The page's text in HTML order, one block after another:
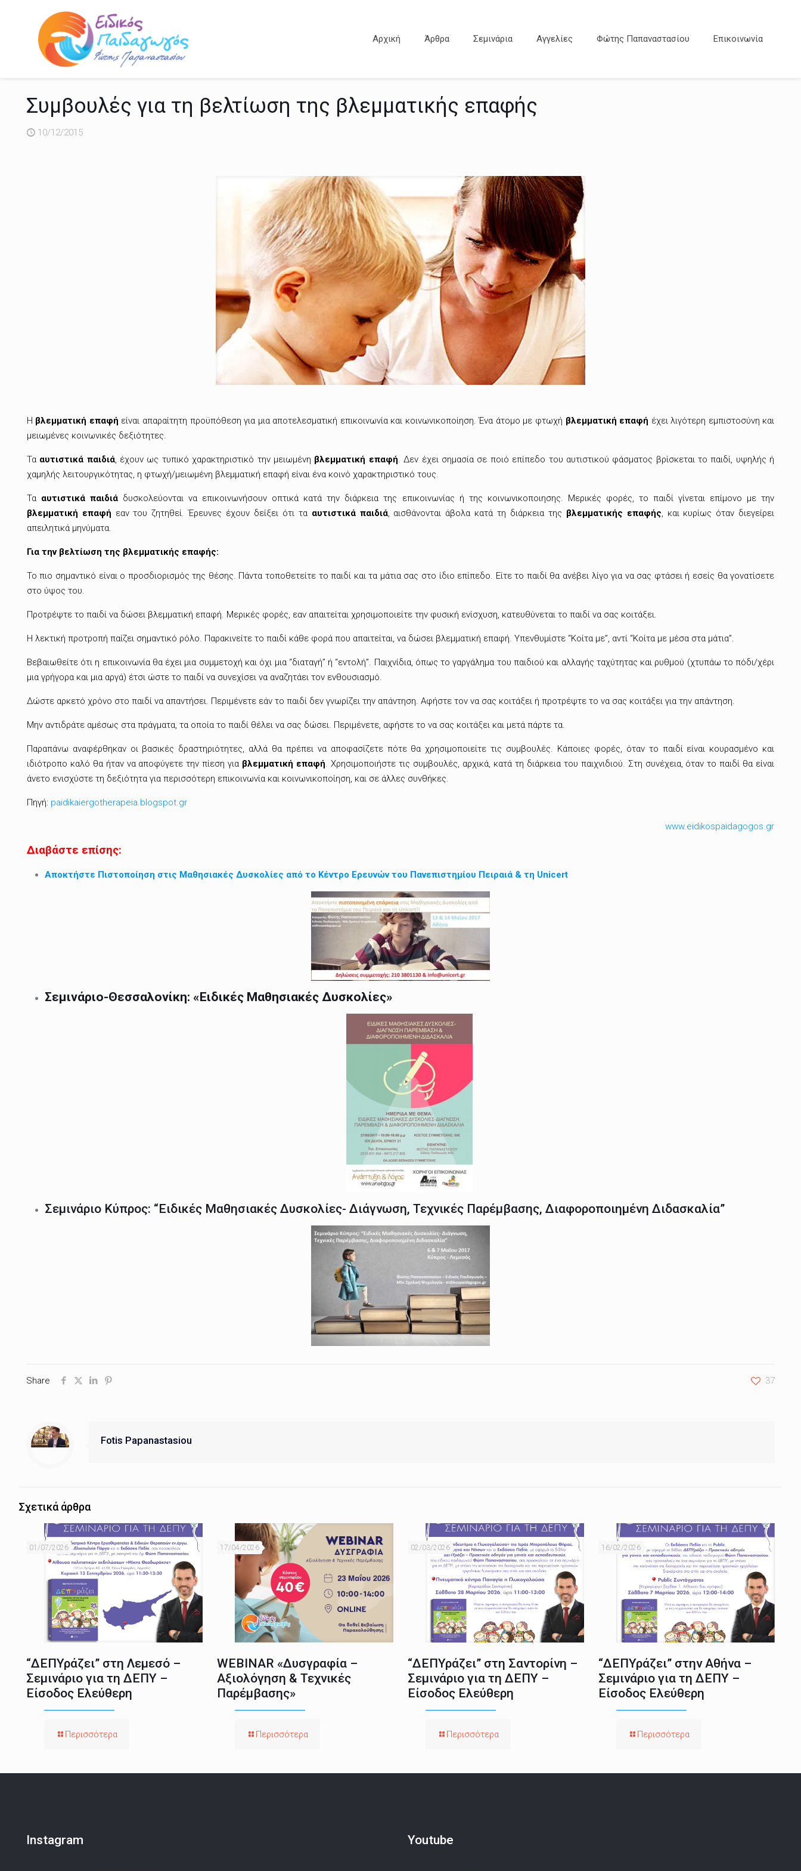
Αρχική Άρθρα Σεμινάρια Αγγελίες Φώτης Παπαναστασίου Επικοινωνία
Συμβουλές για τη βελτίωση της βλεμματικής επαφής
10/12/2015
Η βλεμματική επαφή είναι απαραίτητη προϋπόθεση για μια αποτελεσματική επικοινωνία και κοινωνικοποίηση. Ένα άτομο με φτωχή βλεμματική επαφή έχει λιγότερη εμπιστοσύνη και
μειωμένες κοινωνικές δεξιότητες.
Τα αυτιστικά παιδιά, έχουν ως τυπικό χαρακτηριστικό την μειωμένη βλεμματική επαφή. Δεν έχει σημασία σε ποιό επίπεδο του αυτιστικού φάσματος βρίσκεται το παιδί, υψηλής ή
χαμηλής λειτουργικότητας, η φτωχή/μειωμένη βλεμματική επαφή είναι ένα κοινό χαρακτηριστικό τους.
Τα αυτιστικά παιδιάδυσκολεύονται να επικοινωνήσουν οπτικά κατά την διάρκεια της επικοινωνίας ή της κοινωνικοποιησης. Μερικές φορές, το παιδί γίνεται επίμονο με την
βλεμματική επαφή εαν του ζητηθεί. Έρευνες έχουν δείξει ότι τα αυτιστικά παιδιά, αισθάνονται άβολα κατά τη διάρκεια της βλεμματικής επαφής, και κυρίως όταν διεγείρει
απειλητικά μηνύματα.
Για την βελτίωση της βλεμματικής επαφής:
Το πιο σημαντικό είναι ο προσδιορισμός της θέσης. Πάντα τοποθετείτε το παιδί και τα μάτια σας στο ίδιο επίπεδο. Είτε το παιδί θα ανέβει λίγο για να σας φτάσει ή εσείς θα γονατίσετε
στο ύψος του.
Προτρέψτε το παιδί να δώσει βλεμματική επαφή. Μερικές φορές, εαν απαιτείται χρησιμοποιείτε την φυσική ενίσχυση, κατευθύνεται το παιδί να σας κοιτάξει.
Η λεκτική προτροπή παίζει σημαντικό ρόλο. Παρακινείτε το παιδί κάθε φορά που απαιτείται, να δώσει βλεμματική επαφή. Υπενθυμίστε “Κοίτα με”, αντί “Κοίτα με μέσα στα μάτια”.
Βεβαιωθείτε ότι η επικοινωνία θα έχει μια συμμετοχή και όχι μια “διαταγή” ή “εντολή”. Παιχνίδια, όπως το γαργάλημα του παιδιού και αλλαγής ταχύτητας και ρυθμού (χτυπάω το πόδι/χέρι
μια γρήγορα και μια αργά) έτσι ώστε το παιδί να συνεχίσει να αναζητάει τον ενθουσιασμό.
Δώστε αρκετό χρόνο στο παιδί να απαντήσει. Περιμένετε εάν το παιδί δεν γνωρίζει την απάντηση. Αφήστε τον να σας κοιτάξει ή προτρέψτε το να σας κοιτάξει για την απάντηση.
Μην αντιδράτε αμέσως στα πράγματα, τα οποία το παιδί θέλει να σας δώσει. Περιμένετε, αφήστε το να σας κοιτάξει και μετά πάρτε τα.
Παραπάνω αναφέρθηκαν οι βασικές δραστηριότητες, αλλά θα πρέπει να αποφασίζετε πότε θα χρησιμοποιείτε τις συμβουλές. Κάποιες φορές, όταν το παιδί είναι κουρασμένο και
ιδιότροπο καλό θα ήταν να αποφύγετε την πίεση για βλεμματική επαφή. Χρησιμοποιήστε τις συμβουλές, αρχικά, κατά τη διάρκεια του παιχνιδιού. Στη συνέχεια, όταν το παιδί θα είναι
άνετο ενισχύστε τη δεξιότητα για περισσότερη επικοινωνία και κοινωνικοποίηση, και σε άλλες συνθήκες.
Πηγή: paidikaiergotherapeia.blogspot.gr
www.eidikospaidagogos.gr
Διαβάστε επίσης:
Αποκτήστε Πιστοποίηση στις Μαθησιακές Δυσκολίες από το Κέντρο Ερευνών του Πανεπιστημίου Πειραιά & τη Unicert
Σεμινάριο-Θεσσαλονίκη: «Ειδικές Μαθησιακές Δυσκολίες»
Σεμινάριο Κύπρος: “Ειδικές Μαθησιακές Δυσκολίες- Διάγνωση, Τεχνικές Παρέμβασης, Διαφοροποιημένη Διδασκαλία”
Share 37
Fotis Papanastasiou
Σχετικά άρθρα
01/07/2026
“ΔΕΠΥράζει” στη Λεμεσό –
Σεμινάριο για τη ΔΕΠΥ –
Είσοδος Ελεύθερη
Περισσότερα
17/04/2026
WEBINAR «Δυσγραφία –
Αξιολόγηση & Τεχνικές
Παρέμβασης»
Περισσότερα
02/03/2026
“ΔΕΠΥράζει” στη Σαντορίνη –
Σεμινάριο για τη ΔΕΠΥ –
Είσοδος Ελεύθερη
Περισσότερα
16/02/2026
“ΔΕΠΥράζει” στην Αθήνα –
Σεμινάριο για τη ΔΕΠΥ –
Είσοδος Ελεύθερη
Περισσότερα
Instagram Youtube